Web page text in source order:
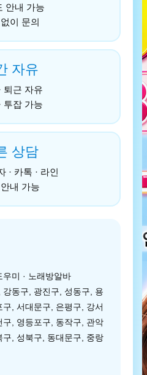
안내 가능
이 문의
자유
퇴근 자유
투잡 가능
상담
· 카톡 · 라인
내 가능
미 · 노래방알바
동구, 광진구, 성동구, 용
, 서대문구, 은평구, 강서
, 영등포구, 동작구, 관악
, 성북구, 동대문구, 중랑